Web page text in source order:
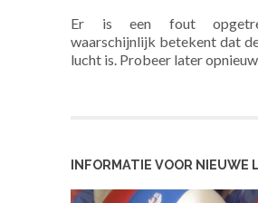
Er is een fout
waarschijnlijk betekent dat
lucht is. Probeer later opnieuw.
INFORMATIE VOOR NIEUWE